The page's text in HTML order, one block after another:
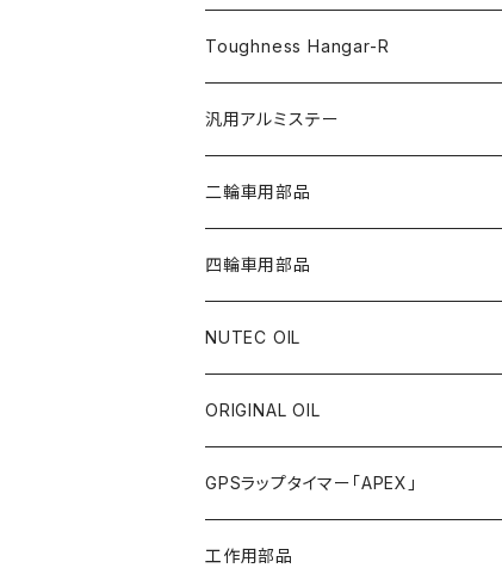
Toughness Hangar-R
汎用アルミステー
FR フロントラウンド
RR リアラウンド
ST ストレート
二輪車用部品
四輪車用部品
NUTEC OIL
ORIGINAL OIL
GPSラップタイマー「APEX」
工作用部品